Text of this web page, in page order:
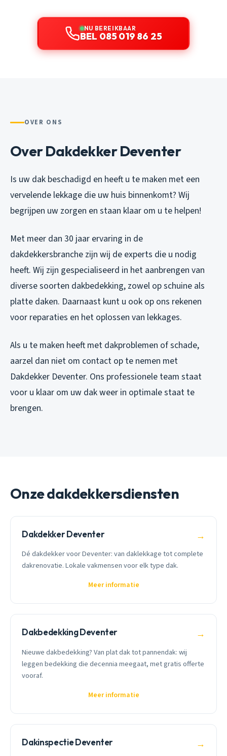
NU BEREIKBAAR
BEL 085 019 86 25
OVER ONS
Over Dakdekker Deventer
Is uw dak beschadigd en heeft u te maken met een
vervelende lekkage die uw huis binnenkomt? Wij
begrijpen uw zorgen en staan klaar om u te helpen!
Met meer dan 30 jaar ervaring in de
dakdekkersbranche zijn wij de experts die u nodig
heeft. Wij zijn gespecialiseerd in het aanbrengen van
diverse soorten dakbedekking, zowel op schuine als
platte daken. Daarnaast kunt u ook op ons rekenen
voor reparaties en het oplossen van lekkages.
Als u te maken heeft met dakproblemen of schade,
aarzel dan niet om contact op te nemen met
Dakdekker Deventer. Ons professionele team staat
voor u klaar om uw dak weer in optimale staat te
brengen.
Onze dakdekkersdiensten
Dakdekker Deventer →
Dé dakdekker voor Deventer: van daklekkage tot complete
dakrenovatie. Lokale vakmensen voor elk type dak.
Meer informatie
Dakbedekking Deventer →
Nieuwe dakbedekking? Van plat dak tot pannendak: wij
leggen bedekking die decennia meegaat, met gratis offerte
vooraf.
Meer informatie
Dakinspectie Deventer →